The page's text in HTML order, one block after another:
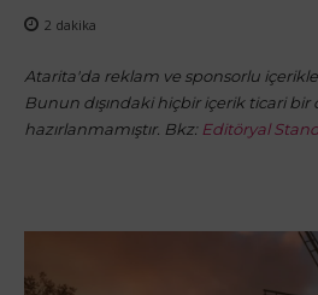
2 dakika
Atarita'da reklam ve sponsorlu
Bunun dışındaki hiçbir içerik ticari
hazırlanmamıştır. Bkz: Editöryal